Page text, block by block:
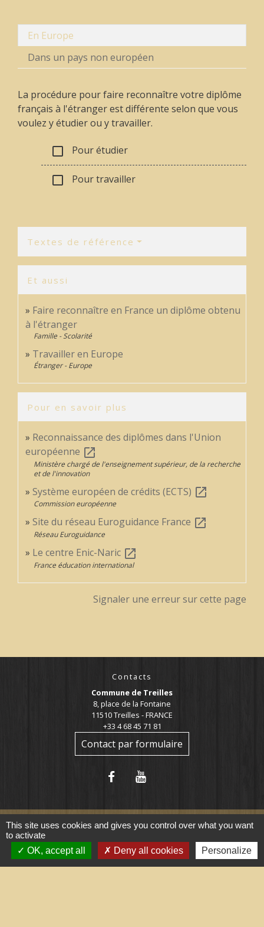
En Europe
Dans un pays non européen
La procédure pour faire reconnaître votre diplôme
français à l'étranger est différente selon que vous
voulez y étudier ou y travailler.
check_box_outline_blank Pour étudier
check_box_outline_blank Pour travailler
Textes de référence
Et aussi
Faire reconnaître en France un diplôme obtenu
à l'étranger
Famille - Scolarité
Travailler en Europe
Étranger - Europe
Pour en savoir plus
Reconnaissance des diplômes dans l'Union
européenne open_in_new
Ministère chargé de l'enseignement supérieur, de la recherche
et de l'innovation
Système européen de crédits (ECTS) open_in_new
Commission européenne
Site du réseau Euroguidance France open_in_new
Réseau Euroguidance
Le centre Enic-Naric open_in_new
France éducation international
Signaler une erreur sur cette page
Contacts
Commune de Treilles
8, place de la Fontaine
11510 Treilles - FRANCE
+33 4 68 45 71 81
Contact par formulaire
Liens utiles
This site uses cookies and gives you control over what you want
to activate
OK, accept all
Deny all cookies Personalize